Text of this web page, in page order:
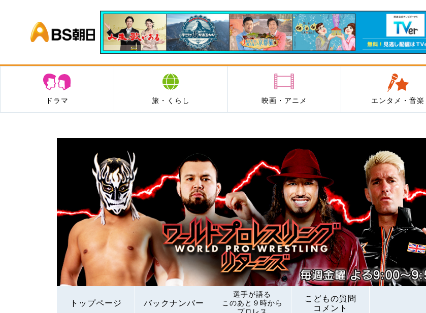
BS朝日
ドラマ 旅・くらし 映画・アニメ エンタメ・音楽
トップページ バックナンバー
選手が語る
このあと９時から
こどもの質問
コメント